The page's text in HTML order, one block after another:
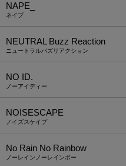
NAPE_
ネイプ
NEUTRAL Buzz Reaction
ニュートラルバズリアクション
NO ID.
ノーアイディー
NOISESCAPE
ノイズスケイプ
No Rain No Rainbow
ノーレインノーレインボー